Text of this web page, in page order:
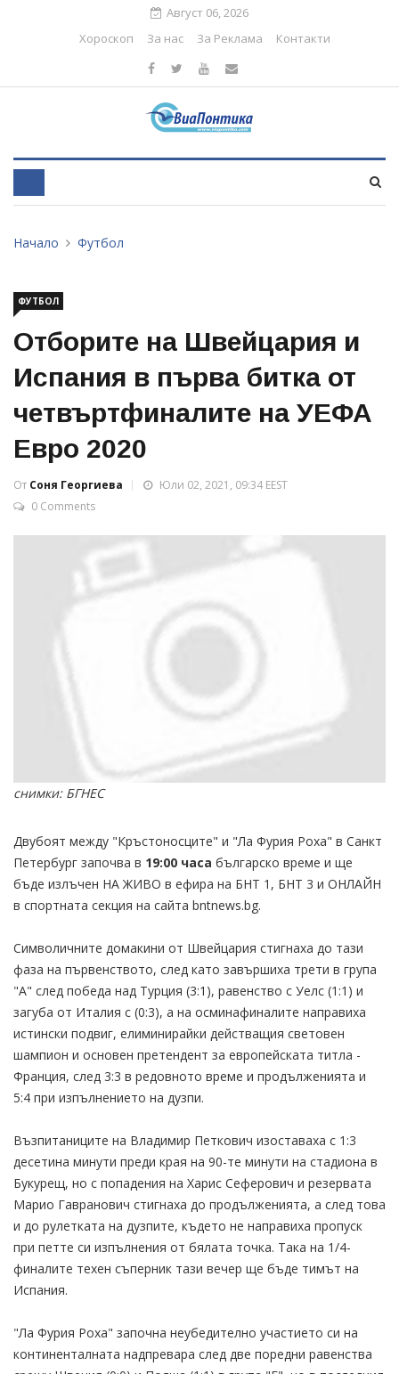
Август 06, 2026
Хороскоп
За нас За Реклама Контакти
Начало Футбол
ФУТБОЛ
Отборите на Швейцария и
Испания в първа битка от
четвъртфиналите на УЕФА
Евро 2020
От Соня Георгиева
Юли 02, 2021, 09:34 EEST
0 Comments
снимки: БГНЕС
Двубоят между "Кръстоносците" и "Ла Фурия Роха" в Санкт
Петербург започва в 19:00 часа българско време и ще
бъде излъчен НА ЖИВО в ефира на БНТ 1, БНТ 3 и ОНЛАЙН
в спортната секция на сайта bntnews.bg.
Символичните домакини от Швейцария стигнаха до тази
фаза на първенството, след като завършиха трети в група
"А" след победа над Турция (3:1), равенство с Уелс (1:1) и
загуба от Италия с (0:3), а на осминафиналите направиха
истински подвиг, елиминирайки действащия световен
шампион и основен претендент за европейската титла -
Франция, след 3:3 в редовното време и продълженията и
5:4 при изпълнението на дузпи.
Възпитаниците на Владимир Петкович изоставаха с 1:3
десетина минути преди края на 90-те минути на стадиона в
Букурещ, но с попадения на Харис Сеферович и резервата
Марио Гавранович стигнаха до продълженията, а след това
и до рулетката на дузпите, където не направиха пропуск
при петте си изпълнения от бялата точка. Така на 1/4-
финалите техен съперник тази вечер ще бъде тимът на
Испания.
"Ла Фурия Роха" започна неубедително участието си на
континенталната надпревара след две поредни равенства